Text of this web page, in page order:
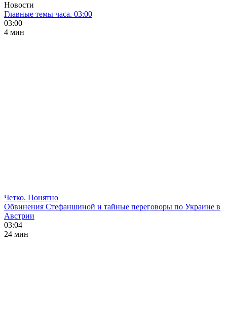
Новости
Главные темы часа. 03:00
03:00
4 мин
Четко. Понятно
Обвинения Стефаншиной и тайные переговоры по Украине в
Австрии
03:04
24 мин